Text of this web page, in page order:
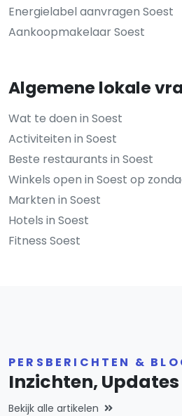
Energielabel aanvragen Soest
Aankoopmakelaar Soest
Algemene lokale
Wat te doen in Soest
Activiteiten in Soest
Beste restaurants in Soest
Winkels open in Soest op
Markten in Soest
Hotels in Soest
Fitness Soest
PERSBERICHTEN &
Inzichten,
Bekijk alle artikelen